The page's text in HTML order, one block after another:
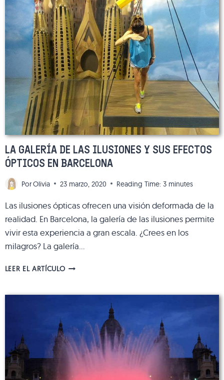
Y
LA
FUNDACIÓN
MIRÓ
CON
NIÑOS
LA GALERÍA DE LAS ILUSIONES Y SUS EFECTOS
ÓPTICOS EN BARCELONA
Por Olivia 23 marzo, 2020 Reading Time: 3 minutes
Las ilusiones ópticas ofrecen una visión deformada de la
realidad. En Barcelona, la galería de las ilusiones permite
vivir esta experiencia a gran escala. ¿Crees en los
milagros? La galería…
LEER EL ARTÍCULOLA
LAS
SUS
EFECTOS
ÓPTICOS
BARCELONA